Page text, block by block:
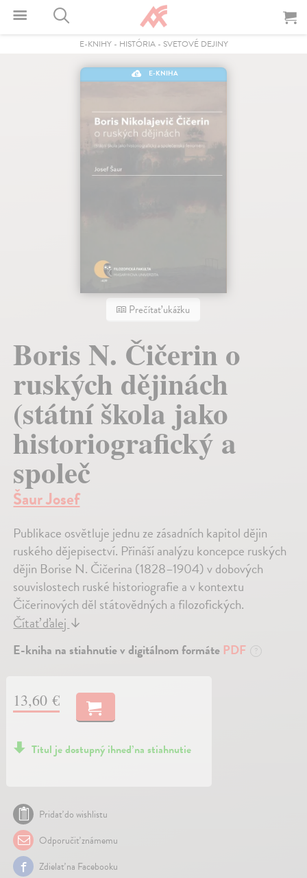
E-KNIHY- HISTÓRIA- SVETOVÉ DEJINY
E-KNIHA
Prečítať ukážku
Boris N. Čičerin o
ruských dějinách
(státní škola jako
historiografický a
společ
Šaur Josef
Publikace osvětluje jednu ze zásadních kapitol dějin
ruského dějepisectví. Přináší analýzu koncepce ruských
dějin Borise N. Čičerina (1828–1904) v dobových
souvislostech ruské historiografie a v kontextu
Čičerinových děl státovědných a filozofických.
Čítať ďalej↓
E-kniha na stiahnutie v digitálnom formáte PDF ?
13,60 €
Titul je dostupný ihneď na stiahnutie
Pridať do wishlistu
Odporučiť známemu
Zdielať na Facebooku